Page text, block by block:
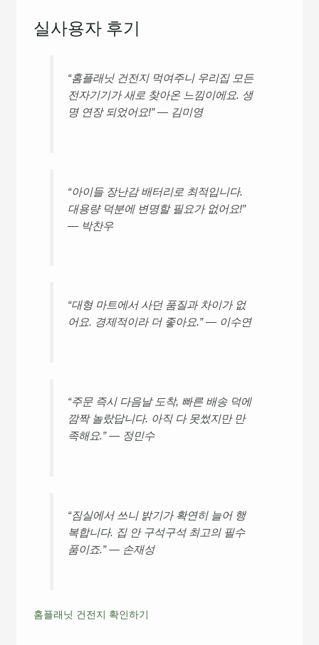
실사용자 후기
“홈플래닛 건전지 먹여주니 우리집 모든
전자기기가 새로 찾아온 느낌이에요. 생
명 연장 되었어요!” — 김미영
“아이들 장난감 배터리로 최적입니다.
대용량 덕분에 변명할 필요가 없어요!”
— 박찬우
“대형 마트에서 사던 품질과 차이가 없
어요. 경제적이라 더 좋아요.” — 이수연
“주문 즉시 다음날 도착, 빠른 배송 덕에
깜짝 놀랐답니다. 아직 다 못썼지만 만
족해요.” — 정민수
“짐실에서 쓰니 밝기가 확연히 늘어 행
복합니다. 집 안 구석구석 최고의 필수
품이죠.” — 손재성
홈플래닛 건전지 확인하기